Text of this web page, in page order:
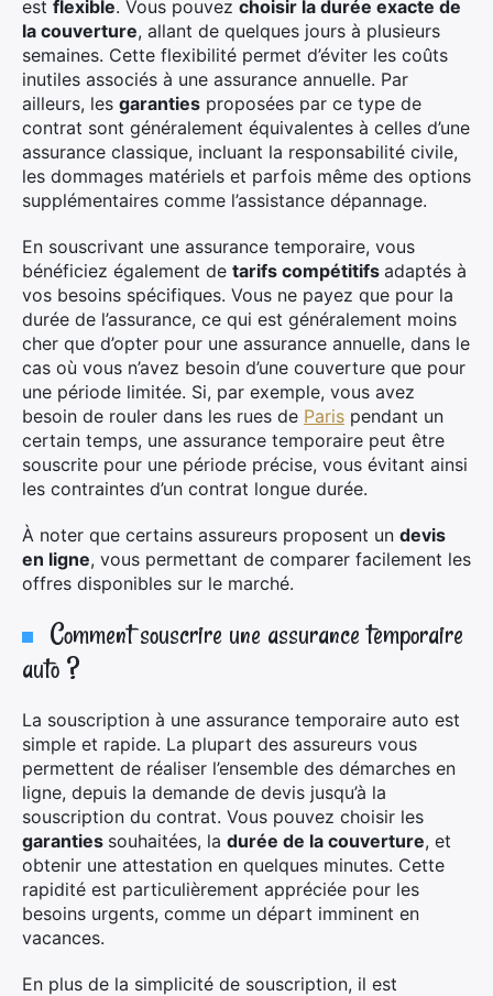
est flexible. Vous pouvez choisir la durée exacte de
la couverture, allant de quelques jours à plusieurs
semaines. Cette flexibilité permet d’éviter les coûts
inutiles associés à une assurance annuelle. Par
ailleurs, les garanties proposées par ce type de
contrat sont généralement équivalentes à celles d’une
assurance classique, incluant la responsabilité civile,
les dommages matériels et parfois même des options
supplémentaires comme l’assistance dépannage.
En souscrivant une assurance temporaire, vous
bénéficiez également de tarifs compétitifs adaptés à
vos besoins spécifiques. Vous ne payez que pour la
durée de l’assurance, ce qui est généralement moins
cher que d’opter pour une assurance annuelle, dans le
cas où vous n’avez besoin d’une couverture que pour
une période limitée. Si, par exemple, vous avez
besoin de rouler dans les rues de Paris pendant un
certain temps, une assurance temporaire peut être
souscrite pour une période précise, vous évitant ainsi
les contraintes d’un contrat longue durée.
À noter que certains assureurs proposent un devis
en ligne, vous permettant de comparer facilement les
offres disponibles sur le marché.
Comment souscrire une assurance temporaire
auto ?
La souscription à une assurance temporaire auto est
simple et rapide. La plupart des assureurs vous
permettent de réaliser l’ensemble des démarches en
ligne, depuis la demande de devis jusqu’à la
souscription du contrat. Vous pouvez choisir les
garanties souhaitées, la durée de la couverture, et
obtenir une attestation en quelques minutes. Cette
rapidité est particulièrement appréciée pour les
besoins urgents, comme un départ imminent en
vacances.
En plus de la simplicité de souscription, il est
Rechercher